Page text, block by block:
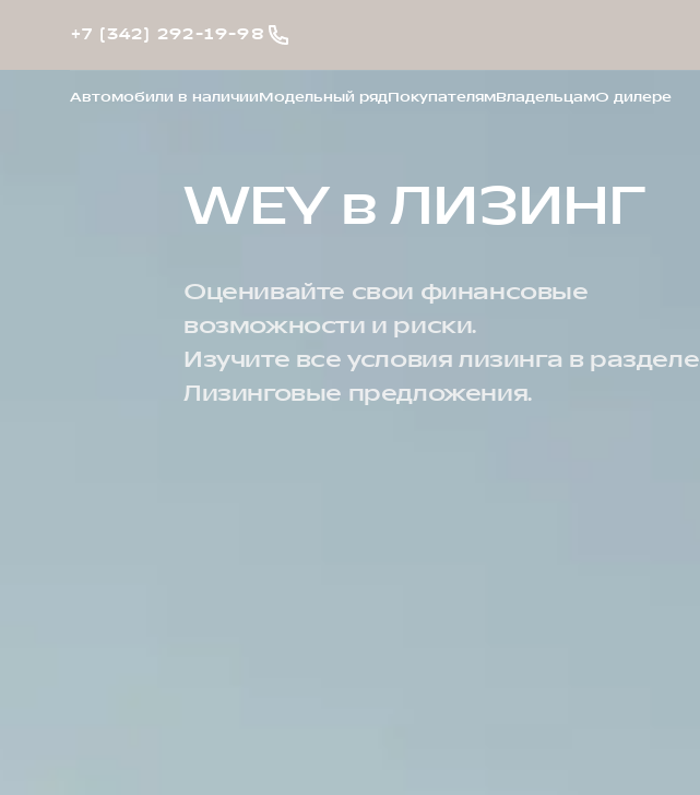
+7 (342) 292-19-98
Автомобили в наличииМодельный рядПокупателямВладельцамО дилере
WEY в ЛИЗИНГ
Оценивайте свои финансовые
возможности и риски.
Изучите все условия лизинга в разделе
Лизинговые предложения.